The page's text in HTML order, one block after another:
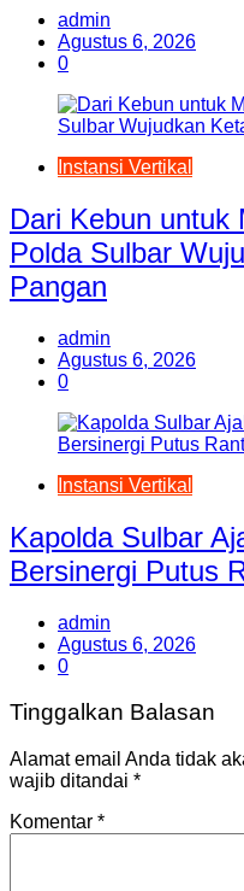
admin
Agustus 6, 2026
0
Instansi Vertikal
Dari Kebun untuk
Polda Sulbar
Pangan
admin
Agustus 6, 2026
0
Instansi Vertikal
Kapolda Sulbar
Bersinergi Putus
admin
Agustus 6, 2026
0
Tinggalkan Balasan
Alamat email Anda tidak
wajib ditandai *
Komentar *